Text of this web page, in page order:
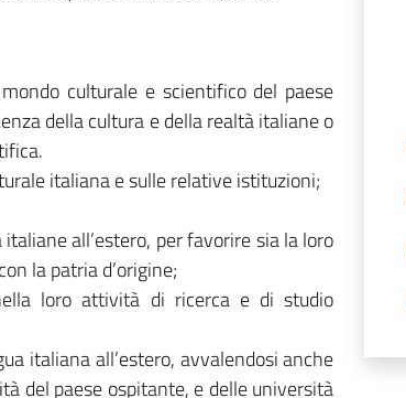
culturale e scientifico del paese
della cultura e della realtà italiane o
italiana e sulle relative istituzioni;
all’estero, per favorire sia la loro
la patria d’origine;
loro attività di ricerca e di studio
italiana all’estero, avvalendosi anche
del paese ospitante, e delle università